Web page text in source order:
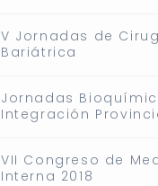
V Jornadas de
Bariátrica
Jornadas
Integración
VII Congreso de
Interna 2018